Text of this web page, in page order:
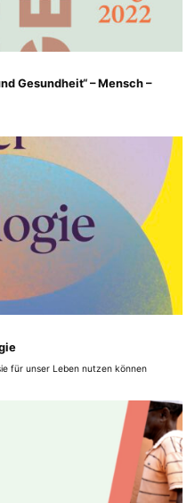
Gesundheit“ – Mensch –
für unser Leben nutzen können